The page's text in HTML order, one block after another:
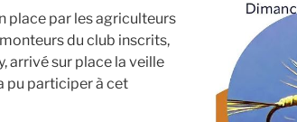
place par les agriculteurs
du club inscrits,
arrivé sur place la veille
pu participer à cet